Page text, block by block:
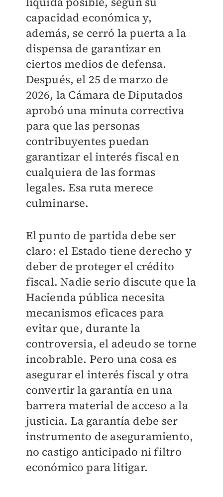
capacidad económica y,
además, se cerró la puerta a la
dispensa de garantizar en
ciertos medios de defensa.
Después, el 25 de marzo de
2026, la Cámara de Diputados
aprobó una minuta correctiva
para que las personas
contribuyentes puedan
garantizar el interés fiscal en
cualquiera de las formas
legales. Esa ruta merece
culminarse.
El punto de partida debe ser
claro: el Estado tiene derecho y
deber de proteger el crédito
fiscal. Nadie serio discute que la
Hacienda pública necesita
mecanismos eficaces para
evitar que, durante la
controversia, el adeudo se torne
incobrable. Pero una cosa es
asegurar el interés fiscal y otra
convertir la garantía en una
barrera material de acceso a la
justicia. La garantía debe ser
instrumento de aseguramiento,
no castigo anticipado ni filtro
económico para litigar.